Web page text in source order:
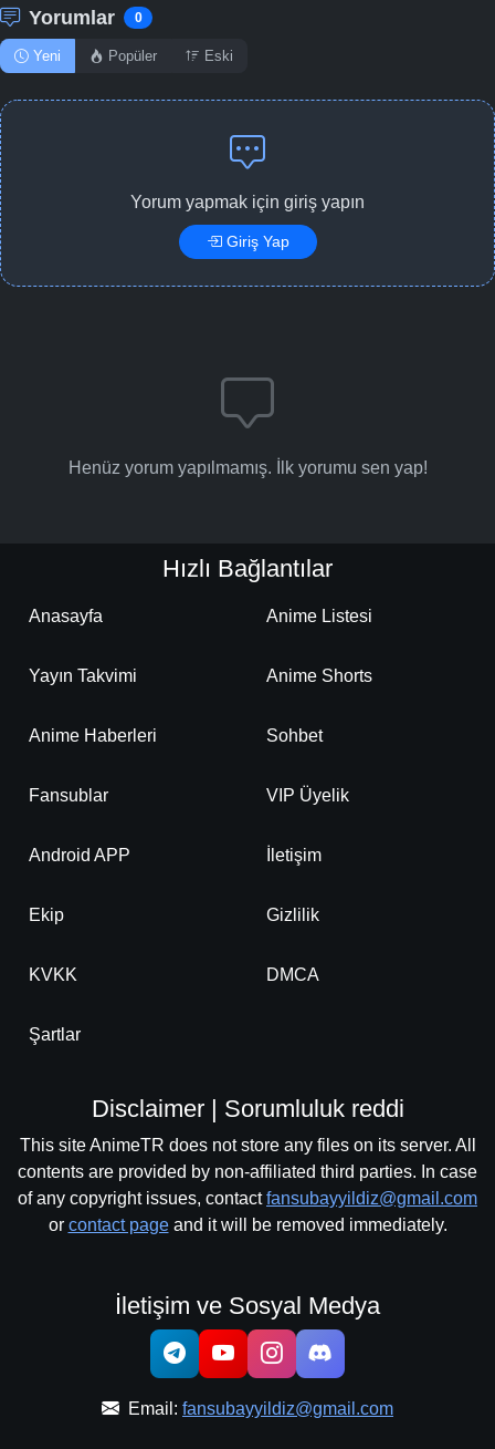
Yorumlar 0
Yeni Popüler Eski
Yorum yapmak için giriş yapın
Giriş Yap
Henüz yorum yapılmamış. İlk yorumu sen yap!
Hızlı Bağlantılar
Anasayfa Anime Listesi
Yayın Takvimi Anime Shorts
Anime Haberleri Sohbet
Fansublar VIP Üyelik
Android APP İletişim
Ekip Gizlilik
KVKK DMCA
Şartlar
Disclaimer | Sorumluluk reddi
This site AnimeTR does not store any files on its server. All
contents are provided by non-affiliated third parties. In case
of any copyright issues, contactfansubayyildiz@gmail.com
or contact pageand it will be removed immediately.
İletişim ve Sosyal Medya
Email: fansubayyildiz@gmail.com